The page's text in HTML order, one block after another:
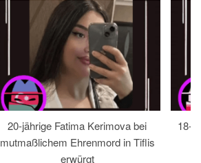
20-jährige Fatima Kerimova bei
mutmaßlichem Ehrenmord in Tiflis
erwürgt
18-